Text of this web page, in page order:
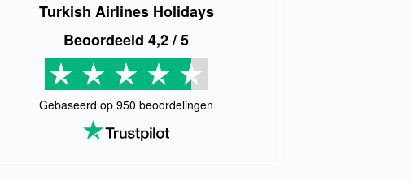
Turkish Airlines Holidays
Beoordeeld 4,2/ 5
Gebaseerd op 950 beoordelingen